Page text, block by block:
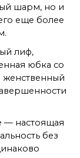
шарм, но и
еще более
лиф,
юбка со
— настоящая
без